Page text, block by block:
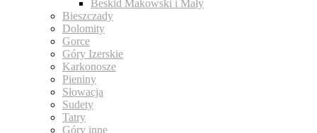
Beskid Makowski i Mały
Bieszczady
Dolomity
Gorce
Góry Izerskie
Karkonosze
Pieniny
Słowacja
Sudety
Tatry
Góry inne